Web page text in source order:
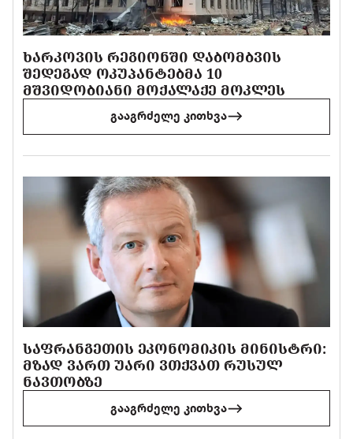
ᲮᲐᲠᲙᲝᲕᲘᲡ ᲠᲔᲒᲘᲝᲜᲨᲘ ᲓᲐᲑᲝᲛᲑᲕᲘᲡ
ᲨᲔᲓᲔᲒᲐᲓ ᲝᲙᲣᲞᲐᲜᲢᲔᲑᲛᲐ 10
ᲛᲨᲕᲘᲓᲝᲑᲘᲐᲜᲘ ᲛᲝᲥᲐᲚᲐᲥᲔ ᲛᲝᲙᲚᲔᲡ
გააგრძელე კითხვა
ᲡᲐᲤᲠᲐᲜᲒᲔᲗᲘᲡ ᲔᲙᲝᲜᲝᲛᲘᲙᲘᲡ ᲛᲘᲜᲘᲡᲢᲠᲘ:
ᲛᲖᲐᲓ ᲕᲐᲠᲗ ᲣᲐᲠᲘ ᲕᲗᲥᲕᲐᲗ ᲠᲣᲡᲣᲚ
ᲜᲐᲕᲗᲝᲑᲖᲔ
გააგრძელე კითხვა